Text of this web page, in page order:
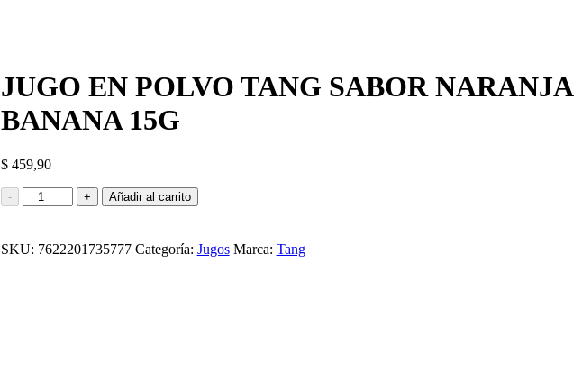
JUGO EN POLVO TANG SABOR NARANJA
BANANA 15G
$459,90
-
JUGO
EN
TANG
SABOR
+ Añadir al carrito
SKU: 7622201735777 Categoría: Jugos Marca: Tang